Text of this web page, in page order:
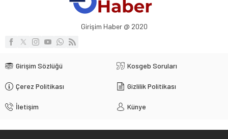
Girişim Haber @ 2020
Girişim Sözlüğü Kosgeb Soruları
Çerez Politikası Gizlilik Politikası
İletişim Künye